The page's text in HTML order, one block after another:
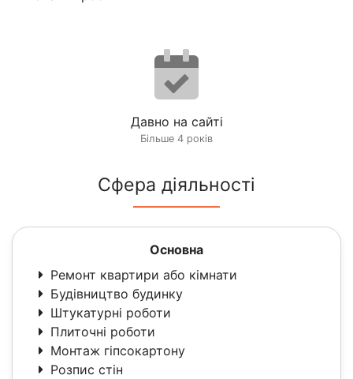
Давно на сайті
Більше 4 років
Сфера діяльності
Основна
Ремонт квартири або кімнати
Будівництво будинку
Штукатурні роботи
Плиточні роботи
Монтаж гіпсокартону
Розпис стін